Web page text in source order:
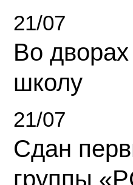
21/07
Во
школу
21/07
Сдан
группы